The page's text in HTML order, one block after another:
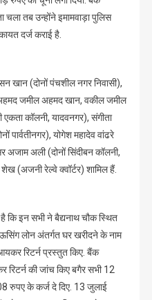
चला तब उन्होंने इमामवाड़ा पुलिस
दर्ज कराई है.
खान (दोनों पंचशील नगर निवासी),
जमील अहमद खान, वकील जमील
कॉलनी, यादवनगर), संगीता
योगेश महादेव वांढरे
अली (दोनों सिंदीबन कॉलनी,
(अजनी रेल्वे क्वॉर्टर) शामिल हैं.
कि इन सभी ने बैद्यनाथ चौक स्थित
लोन अंतर्गत घर खरीदने के नाम
रिटर्न प्रस्तुत किए. बैंक
रिटर्न की जांच किए बगैर सभी 12
रुपए के कर्ज दे दिए. 13 जुलाई